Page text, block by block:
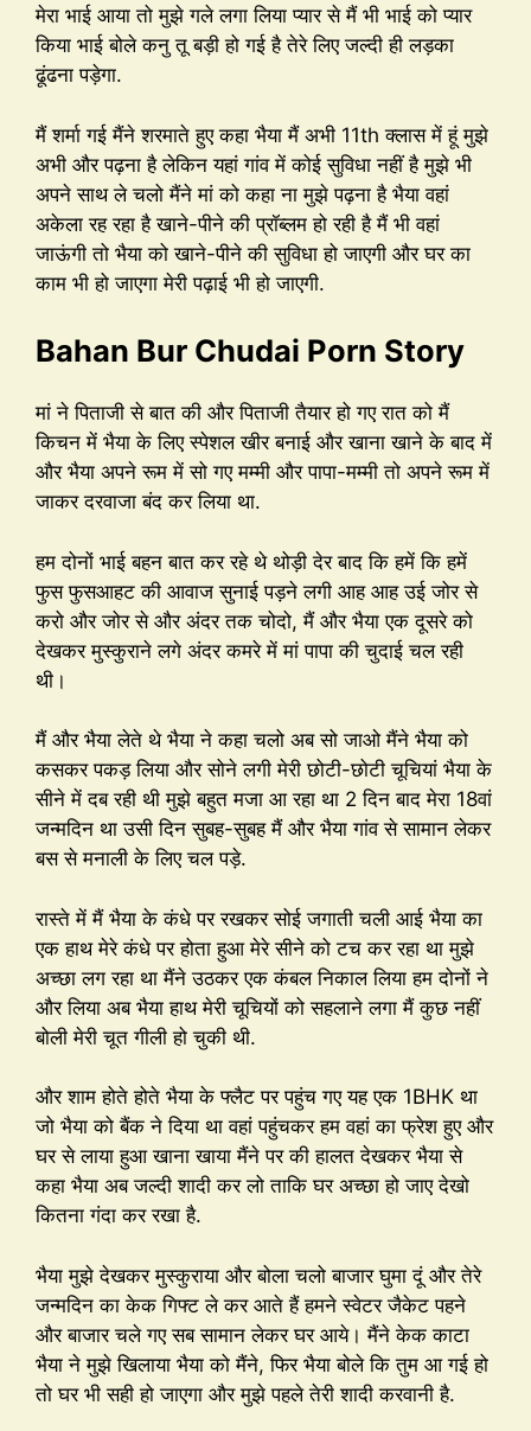
मेरा भाई आया तो मुझे गले लगा लिया प्यार से मैं भी भाई को प्यार
किया भाई बोले कनु तू बड़ी हो गई है तेरे लिए जल्दी ही लड़का
ढूंढना पड़ेगा.
मैं शर्मा गई मैंने शरमाते हुए कहा भैया मैं अभी 11th क्लास में हूं मुझे
अभी और पढ़ना है लेकिन यहां गांव में कोई सुविधा नहीं है मुझे भी
अपने साथ ले चलो मैंने मां को कहा ना मुझे पढ़ना है भैया वहां
अकेला रह रहा है खाने-पीने की प्रॉब्लम हो रही है मैं भी वहां
जाऊंगी तो भैया को खाने-पीने की सुविधा हो जाएगी और घर का
काम भी हो जाएगा मेरी पढ़ाई भी हो जाएगी.
Bahan Bur Chudai Porn Story
मां ने पिताजी से बात की और पिताजी तैयार हो गए रात को मैं
किचन में भैया के लिए स्पेशल खीर बनाई और खाना खाने के बाद में
और भैया अपने रूम में सो गए मम्मी और पापा-मम्मी तो अपने रूम में
जाकर दरवाजा बंद कर लिया था.
हम दोनों भाई बहन बात कर रहे थे थोड़ी देर बाद कि हमें कि हमें
फुस फुसआहट की आवाज सुनाई पड़ने लगी आह आह उई जोर से
करो और जोर से और अंदर तक चोदो, मैं और भैया एक दूसरे को
देखकर मुस्कुराने लगे अंदर कमरे में मां पापा की चुदाई चल रही
थी।
मैं और भैया लेते थे भैया ने कहा चलो अब सो जाओ मैंने भैया को
कसकर पकड़ लिया और सोने लगी मेरी छोटी-छोटी चूचियां भैया के
सीने में दब रही थी मुझे बहुत मजा आ रहा था 2 दिन बाद मेरा 18वां
जन्मदिन था उसी दिन सुबह-सुबह मैं और भैया गांव से सामान लेकर
बस से मनाली के लिए चल पड़े.
रास्ते में मैं भैया के कंधे पर रखकर सोई जगाती चली आई भैया का
एक हाथ मेरे कंधे पर होता हुआ मेरे सीने को टच कर रहा था मुझे
अच्छा लग रहा था मैंने उठकर एक कंबल निकाल लिया हम दोनों ने
और लिया अब भैया हाथ मेरी चूचियों को सहलाने लगा मैं कुछ नहीं
बोली मेरी चूत गीली हो चुकी थी.
और शाम होते होते भैया के फ्लैट पर पहुंच गए यह एक 1BHK था
जो भैया को बैंक ने दिया था वहां पहुंचकर हम वहां का फ्रेश हुए और
घर से लाया हुआ खाना खाया मैंने पर की हालत देखकर भैया से
कहा भैया अब जल्दी शादी कर लो ताकि घर अच्छा हो जाए देखो
कितना गंदा कर रखा है.
भैया मुझे देखकर मुस्कुराया और बोला चलो बाजार घुमा दूं और तेरे
जन्मदिन का केक गिफ्ट ले कर आते हैं हमने स्वेटर जैकेट पहने
और बाजार चले गए सब सामान लेकर घर आये। मैंने केक काटा
भैया ने मुझे खिलाया भैया को मैंने, फिर भैया बोले कि तुम आ गई हो
तो घर भी सही हो जाएगा और मुझे पहले तेरी शादी करवानी है.